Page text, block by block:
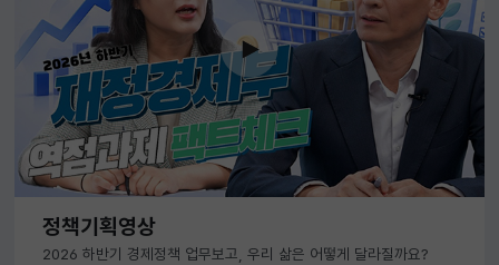
정책기획영상
2026 하반기 경제정책 업무보고, 우리 삶은 어떻게 달라질까요?